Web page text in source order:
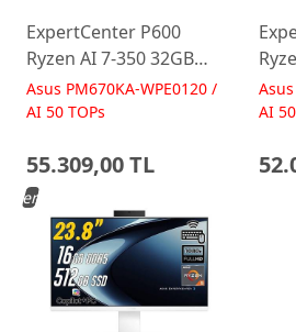
ExpertCenter P600
Ryzen AI 7-350 32GB
512GB 27 FreeDos Beyaz
AI-Powered AIO
Asus PM670KA-WPE0120 /
AI 50 TOPs
55.309,00 TL
AI
Yeni